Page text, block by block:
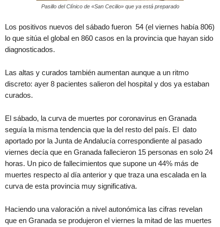
Pasillo del Clínico de «San Cecilio» que ya está preparado
Los positivos nuevos del sábado fueron 54 (el viernes había 806)
lo que sitúa el global en 860 casos en la provincia que hayan sido
diagnosticados.
Las altas y curados también aumentan aunque a un ritmo
discreto: ayer 8 pacientes salieron del hospital y dos ya estaban
curados.
El sábado, la curva de muertes por coronavirus en Granada
seguía la misma tendencia que la del resto del país. El dato
aportado por la Junta de Andalucía correspondiente al pasado
viernes decía que en Granada fallecieron 15 personas en solo 24
horas. Un pico de fallecimientos que supone un 44% más de
muertes respecto al día anterior y que traza una escalada en la
curva de esta provincia muy significativa.
Haciendo una valoración a nivel autonómica las cifras revelan
que en Granada se produjeron el viernes la mitad de las muertes